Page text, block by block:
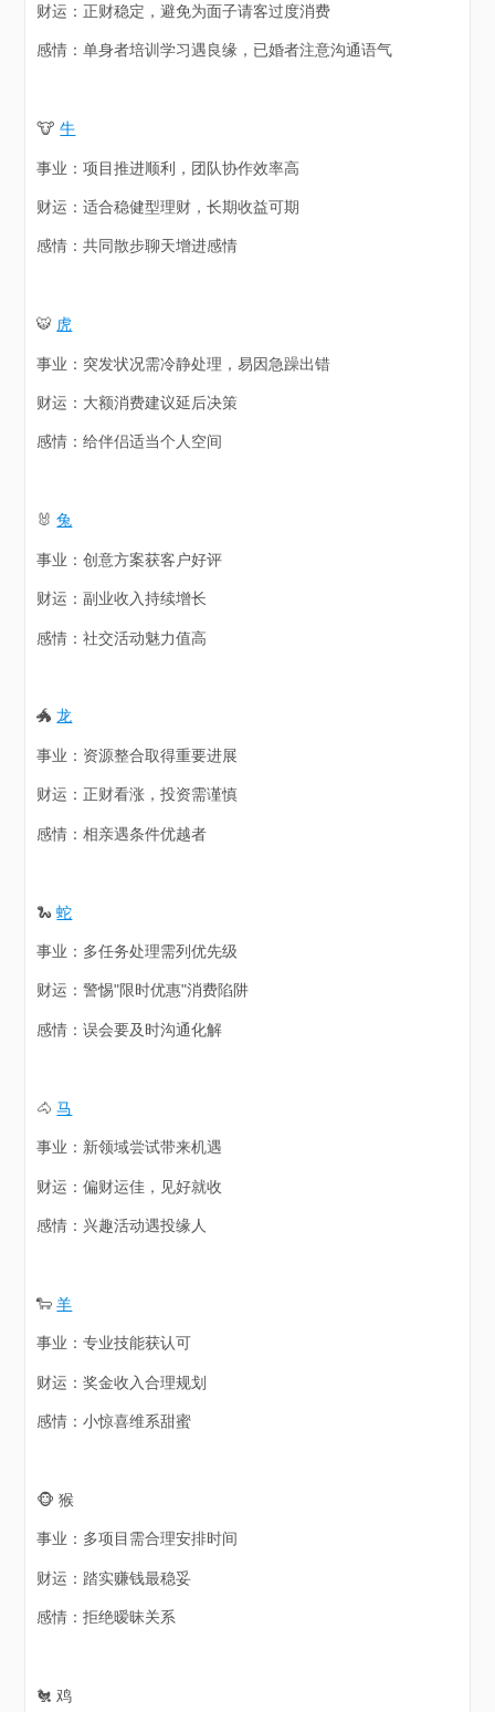
财运：正财稳定，避免为面子请客过度消费
感情：单身者培训学习遇良缘，已婚者注意沟通语气
🐮牛
事业：项目推进顺利，团队协作效率高
财运：适合稳健型理财，长期收益可期
感情：共同散步聊天增进感情
🐯 虎
事业：突发状况需冷静处理，易因急躁出错
财运：大额消费建议延后决策
感情：给伴侣适当个人空间
🐰兔
事业：创意方案获客户好评
财运：副业收入持续增长
感情：社交活动魅力值高
🐲龙
事业：资源整合取得重要进展
财运：正财看涨，投资需谨慎
感情：相亲遇条件优越者
🐍蛇
事业：多任务处理需列优先级
财运：警惕"限时优惠"消费陷阱
感情：误会要及时沟通化解
🐴马
事业：新领域尝试带来机遇
财运：偏财运佳，见好就收
感情：兴趣活动遇投缘人
🐑羊
事业：专业技能获认可
财运：奖金收入合理规划
感情：小惊喜维系甜蜜
🐵 猴
事业：多项目需合理安排时间
财运：踏实赚钱最稳妥
感情：拒绝暧昧关系
🐔 鸡